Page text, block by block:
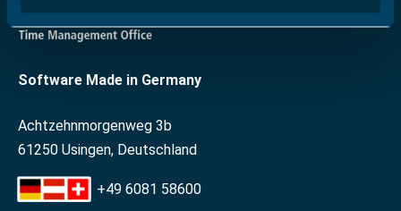
Software Made in Germany
Achtzehnmorgenweg 3b
61250 Usingen, Deutschland
+49 6081 58600